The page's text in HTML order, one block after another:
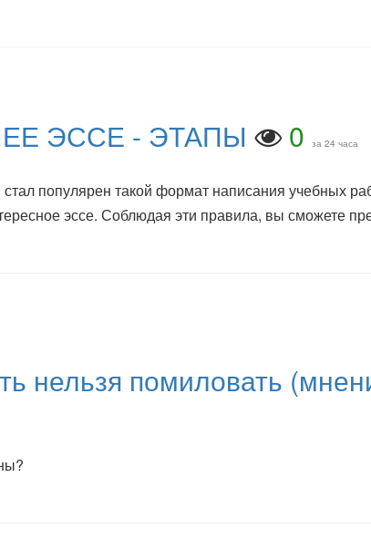
ЭССЕ - ЭТАПЫ 0 за 24 часа
популярен такой формат написания учебных
эссе. Соблюдая эти правила, вы сможете
нельзя помиловать